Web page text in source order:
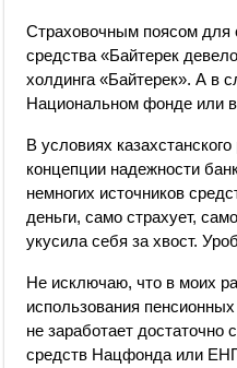
Страховочным поясом для
средства «Байтерек
холдинга «Байтерек». А в
Национальном фонде или
В условиях
концепции надежности
немногих источников
деньги, само страхует,
укусила себя за хвост.
Не исключаю, что в моих
использования
не заработает
средств Нацфонда или